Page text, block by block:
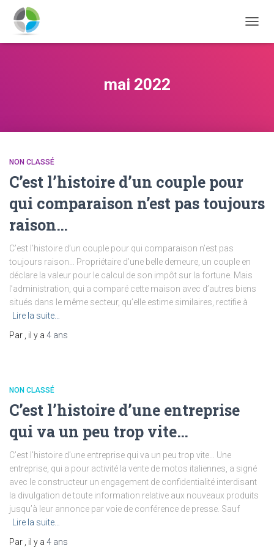
LA
mai 2022
NON CLASSÉ
C’est l’histoire d’un couple pour
qui comparaison n’est pas toujours
raison…
C’est l’histoire d’un couple pour qui comparaison n’est pas
toujours raison… Propriétaire d’une belle demeure, un couple en
déclare la valeur pour le calcul de son impôt sur la fortune. Mais
l’administration, qui a comparé cette maison avec d’autres biens
situés dans le même secteur, qu’elle estime similaires, rectifie à
Lire la suite…
Par
, il y a 4 ans
NON CLASSÉ
C’est l’histoire d’une entreprise
qui va un peu trop vite…
C’est l’histoire d’une entreprise qui va un peu trop vite… Une
entreprise, qui a pour activité la vente de motos italiennes, a signé
avec le constructeur un engagement de confidentialité interdisant
la divulgation de toute information relative aux nouveaux produits
jusqu’à leur annonce par voie de conférence de presse. Sauf
Lire la suite…
Par
, il y a 4 ans